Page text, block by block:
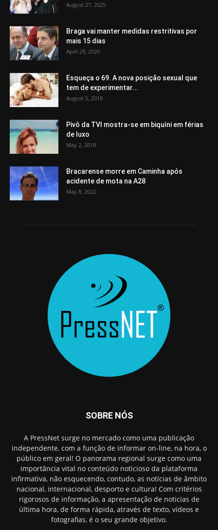
August 27, 2025
Braga vai manter medidas restritivas por
mais 15 dias
April 29, 2020
Esqueça o 69. A nova posição sexual que
tem de experimentar...
August 5, 2018
Pivô da TVI mostra-se em biquíni em férias
de luxo
May 2, 2018
Bracarense morre em Caminha após
acidente de mota na A28
May 8, 2022
SOBRE NÓS
A PressNet surge no mercado como uma publicação
independente, com a função de informar on-line, na hora, o
público em geral! O panorama regional surge como uma
importância vital no conteúdo noticioso da plataforma
infirmativa, não esquecendo, contudo, as notícias de âmbito
nacional, internacional, desporto e cultura! Com critérios
rigorosos de informação, a apresentação de noticias de
última hora, de forma rápida, através de texto, vídeos e
fotografias, é o seu grande objetivo.